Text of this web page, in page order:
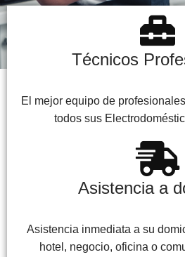
Técnicos
El mejor equipo de
todos sus
Asistencia a
Asistencia inmediata a su
hotel, negocio, oficina o